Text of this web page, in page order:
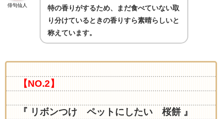
俳句仙人
特の香りがするため、まだ食べていない取
り分けているときの香りすら素晴らしいと
称えています。
【NO.2】
『 リボンつけ ペットにしたい 桜餅 』